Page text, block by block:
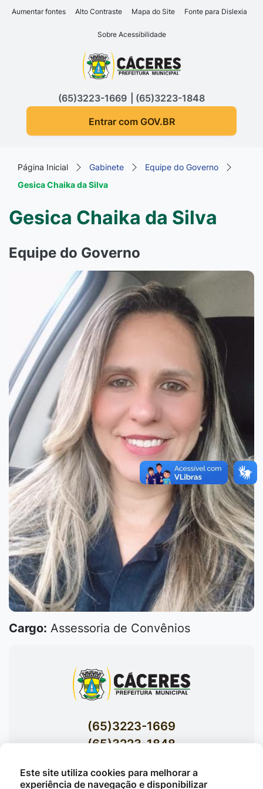
Seção de atalhos e links
Ir para o conteúdo [alt+1]
Ir para o rodapé [alt+4]
Aumentar fontes Alto Contraste Mapa do Site Fonte para Dislexia
Sobre Acessibilidade
Seção do menu principal
(65)3223-1669
(65)3223-1848
Entrar com GOV.BR
Página Inicial Gabinete
Equipe do Governo
Gesica Chaika da Silva
Gesica Chaika da Silva
Equipe do Governo
Cargo: Assessoria de Convênios
(65)3223-1669
(65)3223-1848
Av. Brasil nº 119 Bairro Jardim Celeste -
Este site utiliza cookies para melhorar a
experiência de navegação e disponibilizar